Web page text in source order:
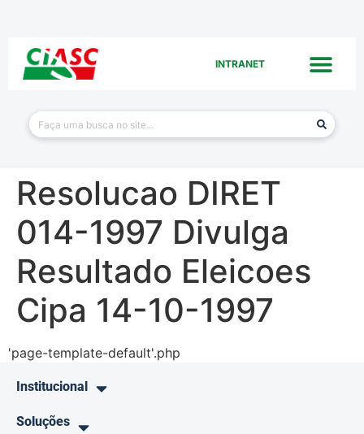
INTRANET
Resolucao DIRET
014-1997 Divulga
Resultado Eleicoes
Cipa 14-10-1997
'page-template-default'.php
Institucional
Soluções